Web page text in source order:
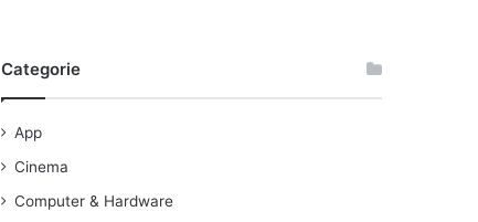
Categorie
App
Cinema
Computer & Hardware